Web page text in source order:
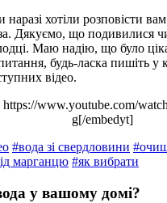
хотіли розповісти
Дякуємо, що подивилися
Маю надію, що було
будь-ласка пишіть у
відео.
https://www.youtube.com/
g[/embedyt]
#вода зі свердловини
марганцю #як вибрати
у вашому домі?